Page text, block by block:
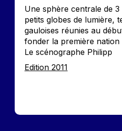
Accroche
Une sphère centrale de
petits globes de lumière,
gauloises réunies au
fonder la première nation
Le scénographe Philipp
Edition
Edition 2011